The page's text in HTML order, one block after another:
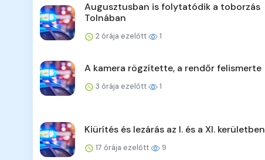
Augusztusban is folytatódik a toborzás
Tolnában
2 órája ezelőtt 1
A kamera rögzítette, a rendőr felismerte
3 órája ezelőtt 1
Kiürítés és lezárás az I. és a XI. kerületben
17 órája ezelőtt 9